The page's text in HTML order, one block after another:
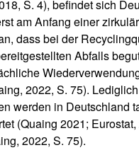
S. 4), befindet sich
am Anfang einer
dass bei der
Abfalls
2022, S. 75).
werden in Deutschland
(Quaing 2021; Eurostat,
2022, S. 75).